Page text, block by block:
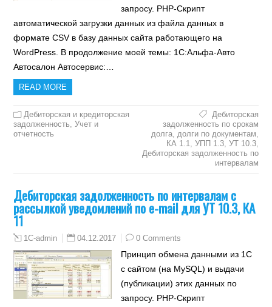
запросу. PHP-Скрипт
автоматической загрузки данных из файла данных в
формате CSV в базу данных сайта работающего на
WordPress. В продолжение моей темы: 1С:Альфа-Авто
Автосалон Автосервис:…
READ MORE
Дебиторская и кредиторская
задолженность,Учет и
отчетность
Дебиторская
задолженность по срокам
долга, долги по документам,
КА 1.1, УПП 1.3, УТ 10.3,
Дебиторская задолженность по
интервалам
Дебиторская задолженность по интервалам с
рассылкой уведомлений по e-mail для УТ 10.3, КА
11
1C-admin 04.12.2017 0 Comments
Принцип обмена данными из 1С
с сайтом (на MySQL) и выдачи
(публикации) этих данных по
запросу. PHP-Скрипт